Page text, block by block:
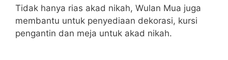
Tidak hanya rias akad nikah, Wulan Mua juga
membantu untuk penyediaan dekorasi, kursi
pengantin dan meja untuk akad nikah.